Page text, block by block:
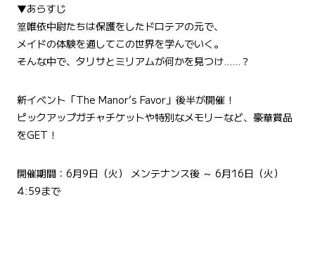
▼あらすじ
篁唯依中尉たちは保護をしたドロテアの元で、
メイドの体験を通してこの世界を学んでいく。
そんな中で、タリサとミリアムが何かを見つけ……？
新イベント「The Manor’s Favor」後半が開催！
ピックアップガチャチケットや特別なメモリーなど、豪華賞品
をGET！
開催期間：6月9日（火） メンテナンス後 ～ 6月16日（火）
4:59まで